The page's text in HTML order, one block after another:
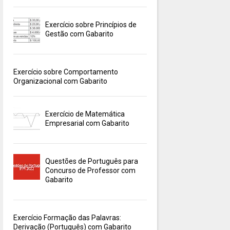
Exercício sobre Princípios de
Gestão com Gabarito
Exercício sobre Comportamento
Organizacional com Gabarito
Exercício de Matemática
Empresarial com Gabarito
Questões de Português para
Concurso de Professor com
Gabarito
Exercício Formação das Palavras:
Derivação (Português) com Gabarito